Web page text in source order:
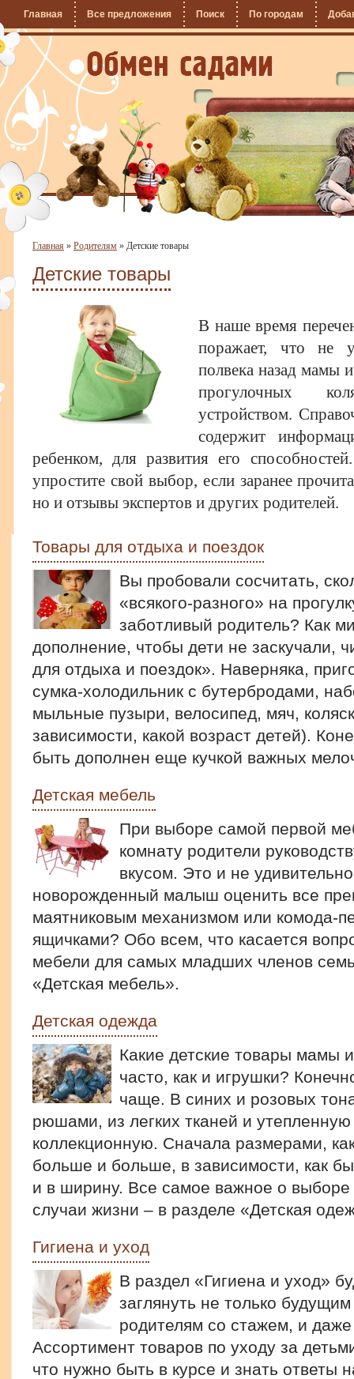
Главная Все предложения Поиск По городам
Главная » Родителям » Детские товары
Детские товары
В наше время
поражает, что не
полвека назад мамы
прогулочных
устройством.
содержит
ребенком, для развития его
упростите свой выбор, если заранее
но и отзывы экспертов и других родителей.
Товары для отдыха и поездок
Вы пробовали сосчитать,
«всякого-разного» на
заботливый родитель? Как
дополнение, чтобы дети не заскучали,
для отдыха и поездок». Наверняка,
сумка-холодильник с бутербродами,
мыльные пузыри, велосипед, мяч,
зависимости, какой возраст детей).
быть дополнен еще кучкой важных
Детская мебель
При выборе самой первой
комнату родители
вкусом. Это и не
новорожденный малыш оценить все
маятниковым механизмом или комода-
ящичками? Обо всем, что касается
мебели для самых младших членов
«Детская мебель».
Детская одежда
Какие детские товары мамы
часто, как и игрушки?
чаще. В синих и розовых
рюшами, из легких тканей и
коллекционную. Сначала размерами,
больше и больше, в зависимости, как
и в ширину. Все самое важное о
случаи жизни – в разделе «Детская
Гигиена и уход
В раздел «Гигиена и уход»
заглянуть не только
родителям со стажем, и
Ассортимент товаров по уходу за
что нужно быть в курсе и знать ответы